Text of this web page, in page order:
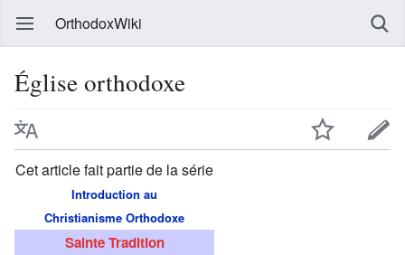
OrthodoxWiki
Église orthodoxe
Cet article fait partie de la série
Introduction au
Christianisme Orthodoxe
Sainte Tradition